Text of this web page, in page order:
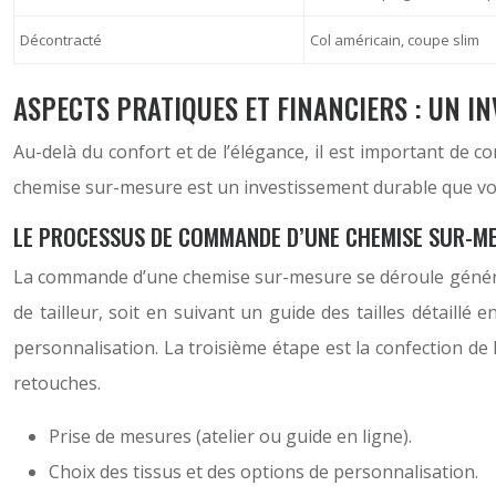
Décontracté Col américain, coupe slim
ASPECTS PRATIQUES ET FINANCIERS : UN
Au-delà du confort et de l’élégance, il est important de
chemise sur-mesure est un investissement durable que
LE PROCESSUS DE COMMANDE D’UNE CHEMISE SUR-
La commande d’une chemise sur-mesure se déroule
de tailleur, soit en suivant un guide des tailles détaillé
personnalisation. La troisième étape est la confection
retouches.
Prise de mesures (atelier ou guide en ligne).
Choix des tissus et des options de personnalisation.